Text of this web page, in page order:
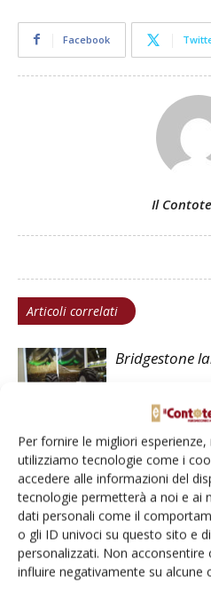
Per fornire le migliori
utilizziamo tecnologie come i
accedere alle informazioni del
tecnologie permetterà a noi e ai
dati personali come il
o gli ID univoci su questo sito e
personalizzati. Non
influire negativamente su alcune
Facebook
Il
Articoli correlati
Bridgestone
Bridgestone
nominato
Emea